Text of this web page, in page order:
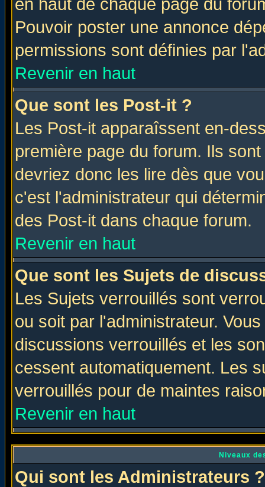
en haut de chaque page du
Pouvoir poster une annonce
permissions sont définies par
Revenir en haut
Que sont les Post-it ?
Les Post-it apparaîssent en-
première page du forum. Ils
devriez donc les lire dès que
c'est l'administrateur qui
des Post-it dans chaque forum.
Revenir en haut
Que sont les Sujets de
Les Sujets verrouillés sont
ou soit par l'administrateur.
discussions verrouillés et les
cessent automatiquement. Les
verrouillés pour de maintes
Revenir en haut
Niveaux
Qui sont les Administrateurs ?